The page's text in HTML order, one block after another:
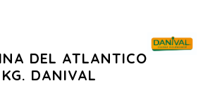
DEL ATLANTICO
DANIVAL